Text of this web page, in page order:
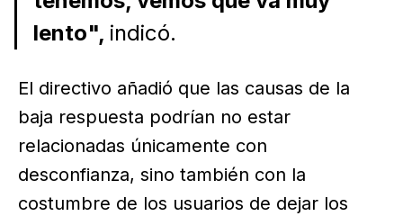
lento", indicó.
El directivo añadió que las causas de la
baja respuesta podrían no estar
relacionadas únicamente con
desconfianza, sino también con la
costumbre de los usuarios de dejar los